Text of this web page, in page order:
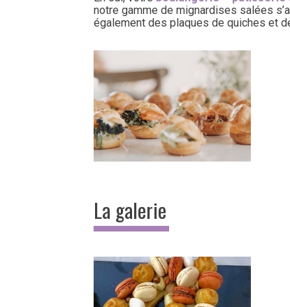
notre gamme de mignardises salées
également des plaques de quiches et
La galerie